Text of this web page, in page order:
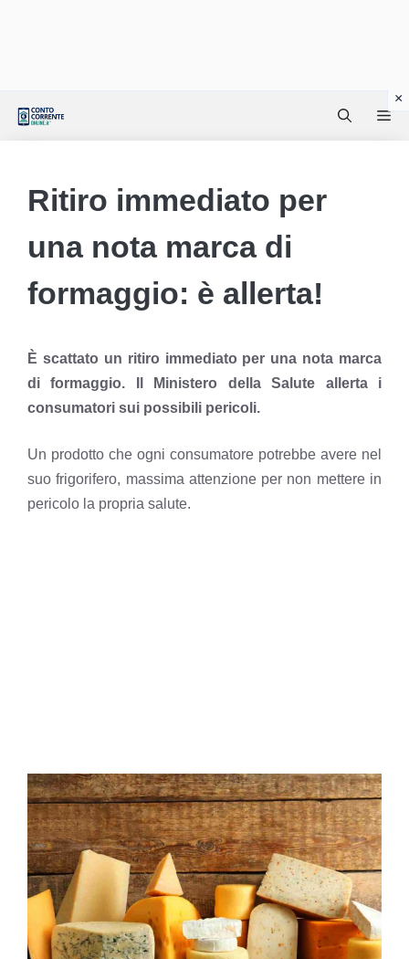
Ritiro immediato per
una nota marca di
formaggio: è allerta!
È scattato un ritiro immediato per una nota marca
di formaggio. Il Ministero della Salute allerta i
consumatori sui possibili pericoli.
Un prodotto che ogni consumatore potrebbe avere nel
suo frigorifero, massima attenzione per non mettere in
pericolo la propria salute.